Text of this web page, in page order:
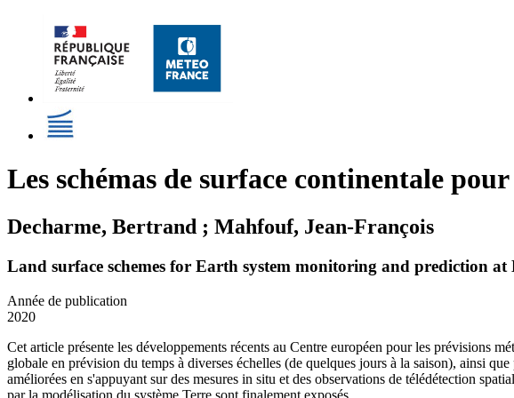
Les schémas de surface continentale
Decharme, Bertrand ; Mahfouf, Jean-François
Land surface schemes for Earth system monitoring and prediction
Année de publication
2020
Cet article présente les développements récents au Centre européen pour les prévisions
globale en prévision du temps à diverses échelles (de quelques jours à la saison), ainsi
améliorées en s'appuyant sur des mesures in situ et des observations de télédétection
par la modélisation du système Terre sont finalement exposés.